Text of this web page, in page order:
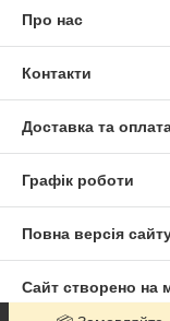
Про нас
Контакти
Доставка та
Графік роботи
Повна версія
Сайт створено на